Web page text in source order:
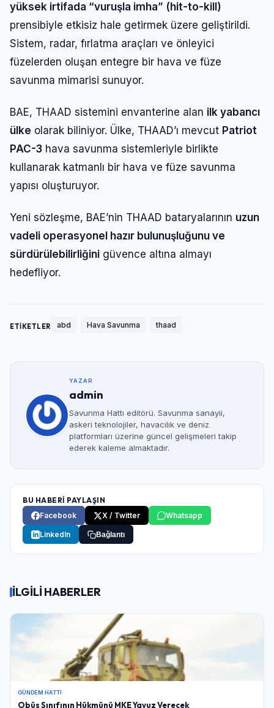
yüksek irtifada “vuruşla imha” (hit-to-kill)
prensibiyle etkisiz hale getirmek üzere geliştirildi.
Sistem, radar, fırlatma araçları ve önleyici
füzelerden oluşan entegre bir hava ve füze
savunma mimarisi sunuyor.
BAE, THAAD sistemini envanterine alan ilk yabancı
ülke olarak biliniyor. Ülke, THAAD’ı mevcut Patriot
PAC-3 hava savunma sistemleriyle birlikte
kullanarak katmanlı bir hava ve füze savunma
yapısı oluşturuyor.
Yeni sözleşme, BAE’nin THAAD bataryalarının uzun
vadeli operasyonel hazır bulunuşluğunu ve
sürdürülebilirliğini güvence altına almayı
hedefliyor.
ETİKETLER abd Hava Savunma thaad
YAZAR
admin
Savunma Hattı editörü. Savunma sanayii,
askeri teknolojiler, havacılık ve deniz
platformları üzerine güncel gelişmeleri takip
ederek kaleme almaktadır.
BU HABERİ PAYLAŞIN
Facebook
X / Twitter Whatsapp
LinkedIn Bağlantı
İLGİLİ HABERLER
GÜNDEM HATTI
Obüs Sınıfının Hükmünü MKE Yavuz Verecek